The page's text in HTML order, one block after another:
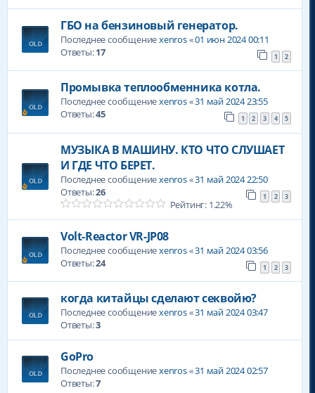
ГБО на бензиновый генератор.
Последнее сообщениеxenros«01 июн 2024 00:11
Ответы:17 1 2
Промывка теплообменника котла.
Последнее сообщениеxenros«31 май 2024 23:55
Ответы:45 1 2 3 4 5
МУЗЫКА В МАШИНУ. КТО ЧТО СЛУШАЕТ
И ГДЕ ЧТО БЕРЕТ.
Последнее сообщениеxenros«31 май 2024 22:50
Ответы:26 1 2 3
Рейтинг: 1.22%
Volt-Reactor VR-JP08
Последнее сообщениеxenros«31 май 2024 03:56
Ответы:24 1 2 3
когда китайцы сделают секвойю?
Последнее сообщениеxenros«31 май 2024 03:47
Ответы:3
GoPro
Последнее сообщениеxenros«31 май 2024 02:57
Ответы:7